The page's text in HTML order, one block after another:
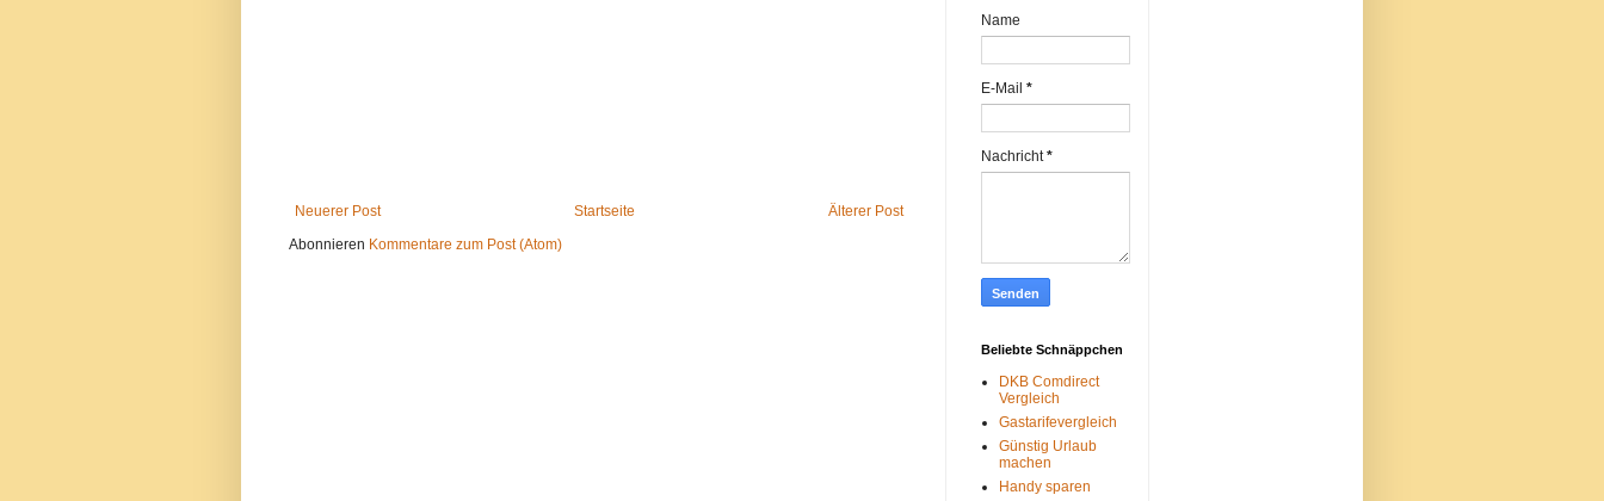
Neuerer Post Älterer Post
Startseite
Abonnieren Kommentare zum Post (Atom)
Name
E-Mail *
Nachricht*
Beliebte Schnäppchen
DKB Comdirect
Vergleich
Gastarifevergleich
Günstig Urlaub
machen
Handy sparen